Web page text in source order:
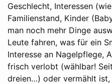
Geschlecht, Interessen
Familienstand, Kinder
man noch mehr Dinge
Leute fahren, was für ein
Interesse an Nagelpflege,
frisch verlobt (wählbar!
dreien…) oder vermählt